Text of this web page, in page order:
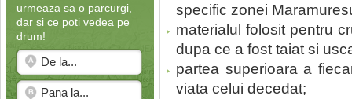
urmeaza sa o parcurgi,
dar si ce poti vedea pe
drum!
specific zonei
materialul folosit pentru
dupa ce a fost taiat si
partea superioara a
viata celui decedat;